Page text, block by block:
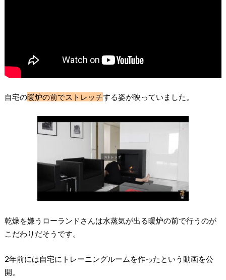
自宅の暖炉の前でストレッチする姿が映っていました。
乾燥を嫌うローランドさんは水蒸気が出る暖炉の前で行うのが
こだわりだそうです。
2年前には自宅にトレーニングルームを作ったという動画を公
開。